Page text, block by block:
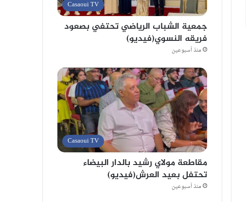
Casaoui TV
جمعية الشباب الرياضي تحتفي بصعود
فريقه النسوي(فيديو)
منذ أسبوعين
Casaoui TV
مقاطعة مولاي رشيد بالدار البيضاء
تحتفل بعيد العرش(فيديو)
منذ أسبوعين